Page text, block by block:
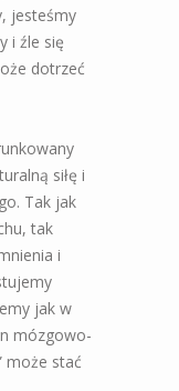
jesteśmy
i źle się
dotrzeć
siłę i
Tak jak
tak
i
jak w
mózgowo-
może stać